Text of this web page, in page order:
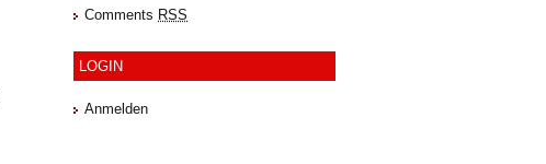
Comments RSS
LOGIN
Anmelden